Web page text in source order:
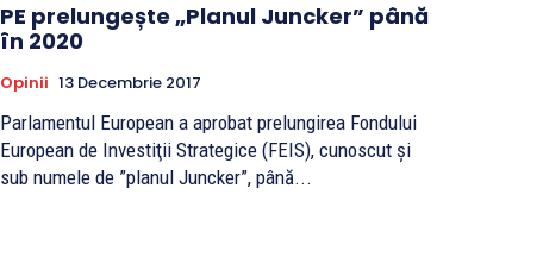
PE prelungește „Planul Juncker” până
în 2020
Opinii 13 Decembrie 2017
Parlamentul European a aprobat prelungirea Fondului
European de Investiţii Strategice (FEIS), cunoscut și
sub numele de ”planul Juncker”, până...